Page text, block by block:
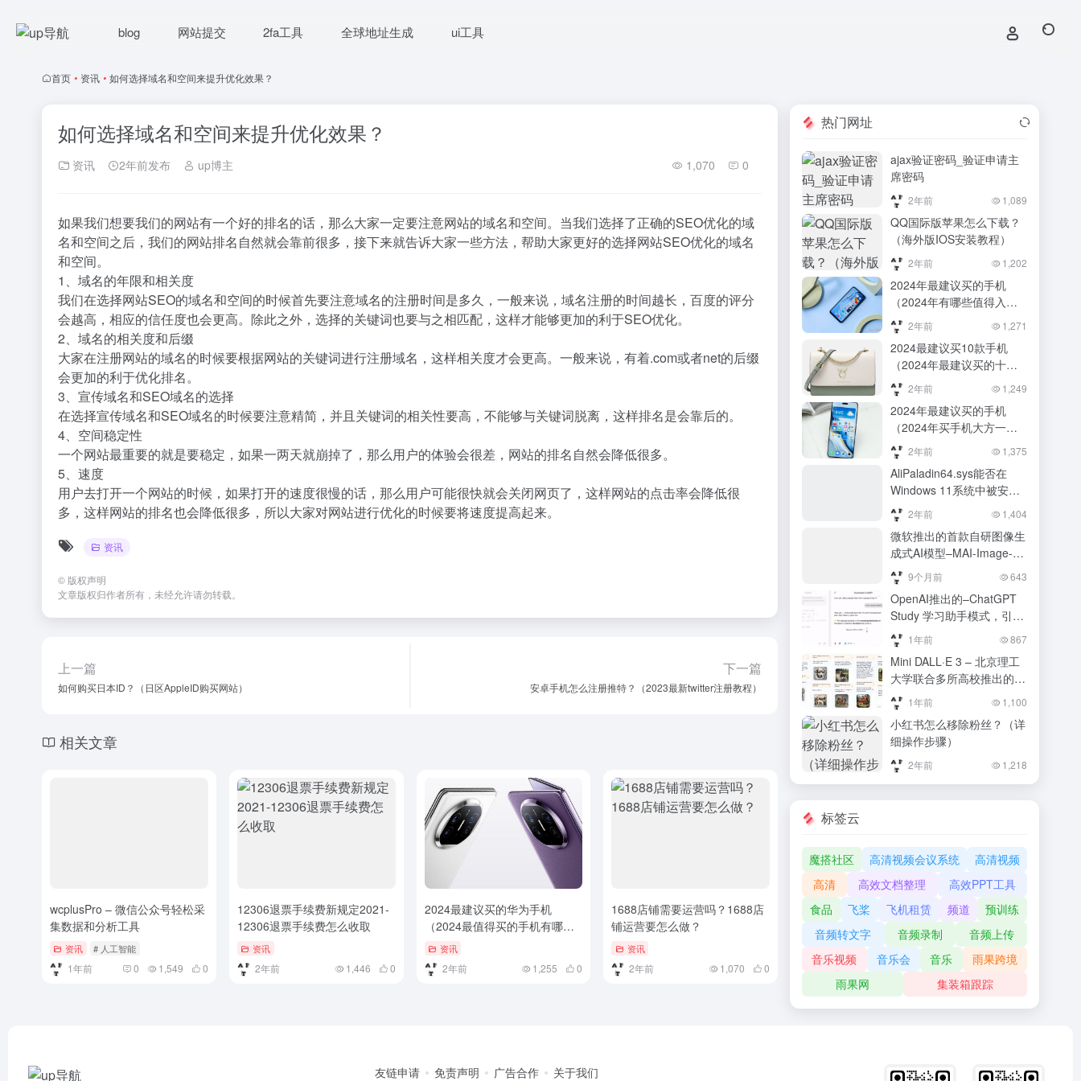
blog 网站提交 2fa工具 全球地址生成 ui工具
首页 • 资讯 • 如何选择域名和空间来提升优化效果？
如何选择域名和空间来提升优化效果？
资讯 2年前发布 up博主 1,070 0
如果我们想要我们的网站有一个好的排名的话，那么大家一定要注意网站的域名和空间。当我们选择了正确的SEO优化的域
名和空间之后，我们的网站排名自然就会靠前很多，接下来就告诉大家一些方法，帮助大家更好的选择网站SEO优化的域名
和空间。
1、域名的年限和相关度
我们在选择网站SEO的域名和空间的时候首先要注意域名的注册时间是多久，一般来说，域名注册的时间越长，百度的评分
会越高，相应的信任度也会更高。除此之外，选择的关键词也要与之相匹配，这样才能够更加的利于SEO优化。
2、域名的相关度和后缀
大家在注册网站的域名的时候要根据网站的关键词进行注册域名，这样相关度才会更高。一般来说，有着.com或者net的后缀
会更加的利于优化排名。
3、宣传域名和SEO域名的选择
在选择宣传域名和SEO域名的时候要注意精简，并且关键词的相关性要高，不能够与关键词脱离，这样排名是会靠后的。
4、空间稳定性
一个网站最重要的就是要稳定，如果一两天就崩掉了，那么用户的体验会很差，网站的排名自然会降低很多。
5、速度
用户去打开一个网站的时候，如果打开的速度很慢的话，那么用户可能很快就会关闭网页了，这样网站的点击率会降低很
多，这样网站的排名也会降低很多，所以大家对网站进行优化的时候要将速度提高起来。
资讯
© 版权声明
文章版权归作者所有，未经允许请勿转载。
上一篇
如何购买日本ID？（日区AppleID购买网站）
下一篇
安卓手机怎么注册推特？（2023最新twitter注册教程）
相关文章
wcplusPro – 微信公众号轻松采
集数据和分析工具
资讯 # 人工智能
1年前 0 1,549 0
12306退票手续费新规定2021-
12306退票手续费怎么收取
资讯
2年前 1,446 0
2024最建议买的华为手机
（2024最值得买的手机有哪
些？这6款性价比超高，绝对不
容错过！）2024最值得买的手
机有哪些？这6款性价比超高，
资讯
2年前 1,255 0
1688店铺需要运营吗？1688店
铺运营要怎么做？
资讯
2年前 1,070 0
热门网址
ajax验证密码_验证申请主
席密码
2年前 1,089
QQ国际版苹果怎么下载？
（海外版IOS安装教程）
2年前 1,202
2024年最建议买的手机
（2024年有哪些值得入手
的游戏手机？最建议买的五
款游戏手机推荐）2024年
有哪些值得入手的游戏手
机？最建议买的五款游戏手
机推荐
2年前 1,271
2024最建议买10款手机
（2024年最建议买的十个
单肩包品牌热销款排行榜）
2024年最建议买的十个单
肩包品牌热销款排行榜
2年前 1,249
2024年最建议买的手机
（2024年买手机大方一
点，4款堪称“全面机皇”，
流畅好用还防水）2024年
买手机大方一点，4款堪称
“全面机皇”，流畅好用还防
水
2年前 1,375
AliPaladin64.sys能否在
Windows 11系统中被安全
卸载？2年前 1,404
微软推出的首款自研图像生
成式AI模型–MAI-Image-1
，能处理复杂的图像生成任
务
9个月前 643
OpenAI推出的–ChatGPT
Study 学习助手模式，引导
用户主动思考，促进深度学
习。
1年前 867
Mini DALL·E 3 – 北京理工
大学联合多所高校推出的交
互式文生图框架，提升人机
交互的便捷性和图像生成质
量。
1年前 1,100
小红书怎么移除粉丝？（详
细操作步骤）
2年前 1,218
标签云
魔搭社区 高清视频会议系统
高清视频
高清
高效文档整理
高效PPT工具
食品
飞桨 飞机租赁 频道
预训练
音频转文字
音频录制
音频上传
音乐视频
音乐会 音乐
雨果跨境
雨果网
集装箱跟踪
友链申请 免责声明 广告合作 关于我们